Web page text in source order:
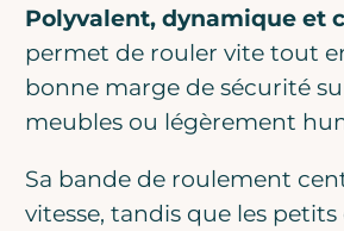
Polyvalent, dynamique et
permet de rouler vite tout
bonne marge de sécurité
meubles ou légèrement
Sa bande de roulement
vitesse, tandis que les